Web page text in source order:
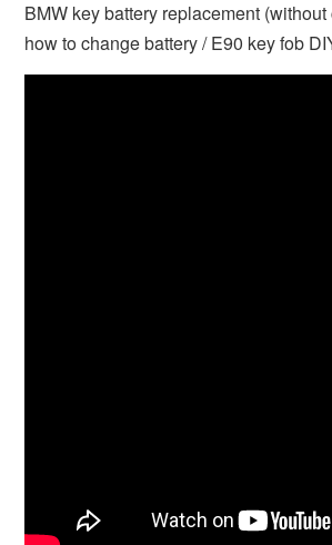
BMW key battery replacement
how to change battery / E90 key fob